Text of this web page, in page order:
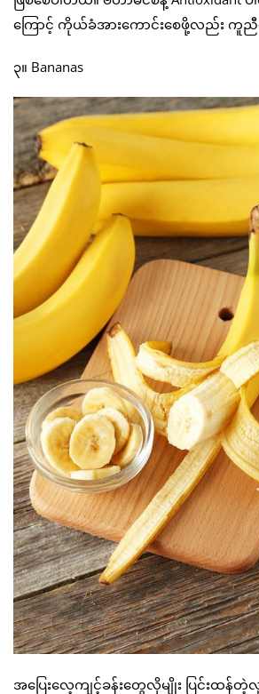
ကြောင့် ကိုယ်ခံအားကောင်းစေဖို့လည်း ကူညီ
၃။ Bananas
အပြေးလေ့ကျင့်ခန်းတွေလိုမျိုး ပြင်းထန်တဲ့